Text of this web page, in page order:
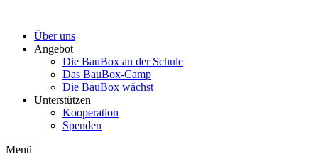
wechselnÜber uns
Angebot
Die BauBox an der Schule
Das BauBox-Camp
Die BauBox wächst
Unterstützen
Kooperation
Spenden
Menü